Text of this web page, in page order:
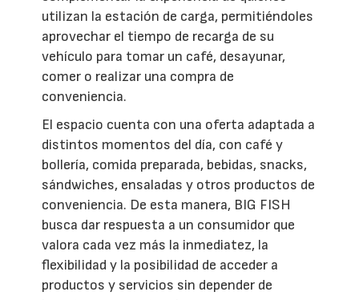
utilizan la estación de carga, permitiéndoles
aprovechar el tiempo de recarga de su
vehículo para tomar un café, desayunar,
comer o realizar una compra de
conveniencia.
El espacio cuenta con una oferta adaptada a
distintos momentos del día, con café y
bollería, comida preparada, bebidas, snacks,
sándwiches, ensaladas y otros productos de
conveniencia. De esta manera, BIG FISH
busca dar respuesta a un consumidor que
valora cada vez más la inmediatez, la
flexibilidad y la posibilidad de acceder a
productos y servicios sin depender de